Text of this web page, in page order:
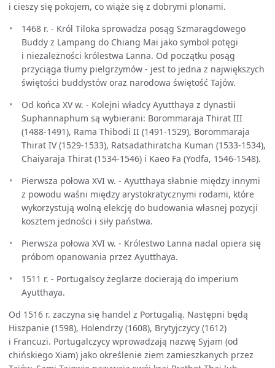
i cieszy się pokojem, co wiąże się z dobrymi plonami.
1468 r. - Król Tiloka sprowadza posąg Szmaragdowego
Buddy z Lampang do Chiang Mai jako symbol potęgi
i niezależności królestwa Lanna. Od początku posąg
przyciąga tłumy pielgrzymów - jest to jedna z największych
świętości buddystów oraz narodowa świętość Tajów.
Od końca XV w. - Kolejni władcy Ayutthaya z dynastii
Suphannaphum są wybierani: Borommaraja Thirat III
(1488-1491), Rama Thibodi II (1491-1529), Borommaraja
Thirat IV (1529-1533), Ratsadathiratcha Kuman (1533-1534),
Chaiyaraja Thirat (1534-1546) i Kaeo Fa (Yodfa, 1546-1548).
Pierwsza połowa XVI w. - Ayutthaya słabnie między innymi
z powodu waśni między arystokratycznymi rodami, które
wykorzystują wolną elekcję do budowania własnej pozycji
kosztem jedności i siły państwa.
Pierwsza połowa XVI w. - Królestwo Lanna nadal opiera się
próbom opanowania przez Ayutthaya.
1511 r. - Portugalscy żeglarze docierają do imperium
Ayutthaya.
Od 1516 r. zaczyna się handel z Portugalią. Następni będą
Hiszpanie (1598), Holendrzy (1608), Brytyjczycy (1612)
i Francuzi. Portugalczycy wprowadzają nazwę Syjam (od
chińskiego Xiam) jako określenie ziem zamieszkanych przez